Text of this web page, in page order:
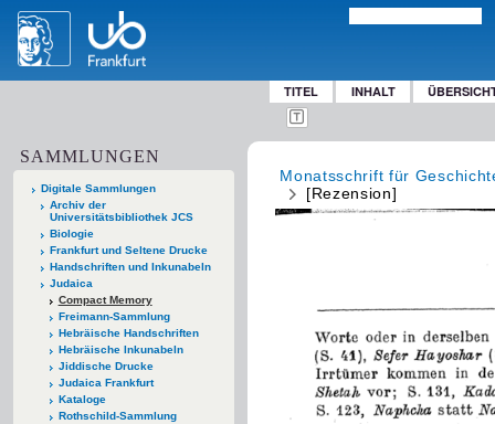
TITEL INHALT
SAMMLUNGEN
Digitale Sammlungen
Archiv der
Universitätsbibliothek JCS
Biologie
Frankfurt und Seltene Drucke
Handschriften und Inkunabeln
Judaica
Compact Memory
Freimann-Sammlung
Hebräische Handschriften
Hebräische Inkunabeln
Jiddische Drucke
Judaica Frankfurt
Kataloge
Rothschild-Sammlung
Monatsschrift für
[Rezension]